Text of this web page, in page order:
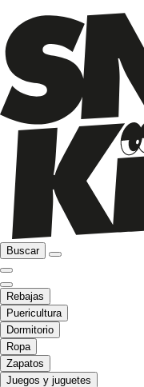
Buscar
Rebajas
Puericultura
Dormitorio
Ropa
Zapatos
Juegos y juguetes